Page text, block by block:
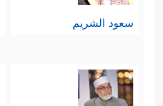
سعود الشريم